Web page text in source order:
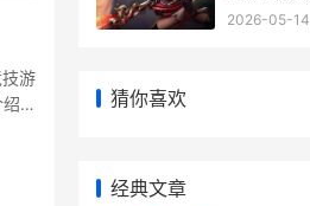
游
如
略与技巧
2026-05-14
猜你喜欢
经典文章